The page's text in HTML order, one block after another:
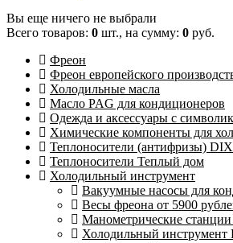
Вы еще ничего не выбрали
Всего товаров: 0 шт., на сумму: 0 руб.
Фреон
Фреон европейского
Холодильные масла
Масло PAG для кондиционеров
Одежда и аксессуары с
Химические компоненты для
Теплоносители (антифризы)
Теплоносители Теплый дом
Холодильный инструмент
Вакуумные насосы для
Весы фреона от 5900
Манометрические станции
Холодильный инструмент